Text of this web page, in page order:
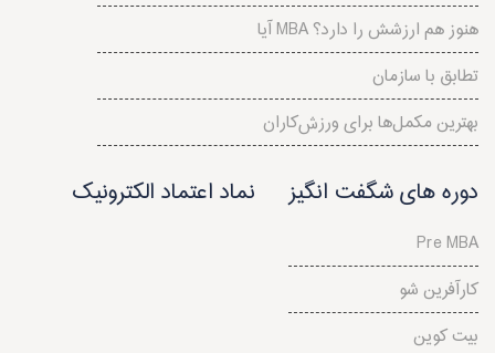
آیا MBA هنوز هم ارزشش را دارد؟
تطابق با سازمان
بهترین مکمل‌ها برای ورزش‌کاران
دوره های شگفت انگیز
Pre MBA
کارآفرین شو
بیت کوین
نماد اعتماد الکترونیک